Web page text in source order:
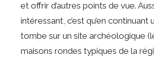
et offrir d’autres points de vue.
intéressant, c’est qu’en continuant
tombe sur un site archéologique
maisons rondes typiques de la